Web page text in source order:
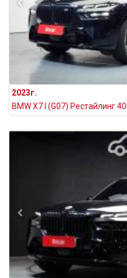
2023г.
BMW X7 I (G07) Рестайлинг